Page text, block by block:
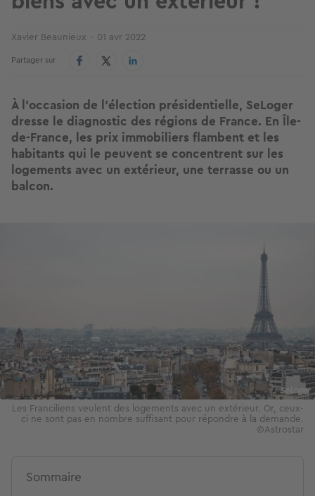
Xavier Beaunieux 01 avr 2022
Partager sur
À l’occasion de l’élection présidentielle, SeLoger
dresse le diagnostic des régions de France. En Île-
de-France, les prix immobiliers flambent et les
habitants qui le peuvent se concentrent sur les
logements avec un extérieur, une terrasse ou un
balcon.
Les Franciliens veulent des logements avec un extérieur. Or, ceux-
ci ne sont pas en nombre suffisant pour répondre à la demande.
©Astrostar
Sommaire